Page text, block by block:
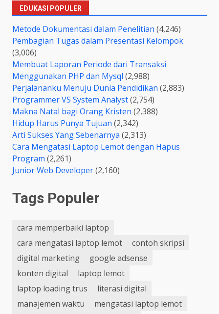
EDUKASI POPULER
Metode Dokumentasi dalam Penelitian (4,246)
Pembagian Tugas dalam Presentasi Kelompok
(3,006)
Membuat Laporan Periode dari Transaksi
Menggunakan PHP dan Mysql (2,988)
Perjalananku Menuju Dunia Pendidikan (2,883)
Programmer VS System Analyst(2,754)
Makna Natal bagi Orang Kristen (2,388)
Hidup Harus Punya Tujuan (2,342)
Arti Sukses Yang Sebenarnya (2,313)
Cara Mengatasi Laptop Lemot dengan Hapus
Program (2,261)
Junior Web Developer(2,160)
Tags Populer
cara memperbaiki laptop
cara mengatasi laptop lemot
contoh skripsi
digital marketing
google adsense
konten digital
laptop lemot
laptop loading trus
literasi digital
manajemen waktu
mengatasi laptop lemot